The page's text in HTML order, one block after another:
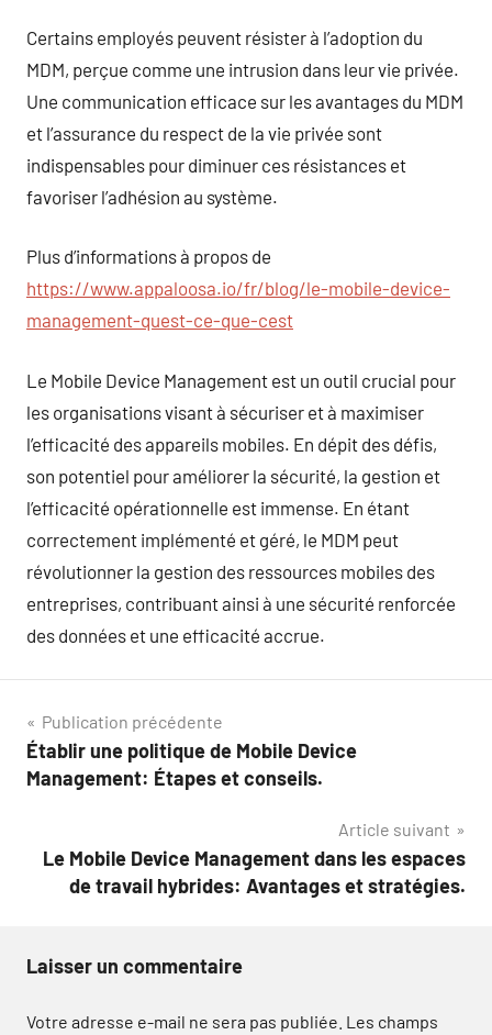
Certains employés peuvent résister à l’adoption du
MDM, perçue comme une intrusion dans leur vie privée.
Une communication efficace sur les avantages du MDM
et l’assurance du respect de la vie privée sont
indispensables pour diminuer ces résistances et
favoriser l’adhésion au système.
Plus d’informations à propos de
https://www.appaloosa.io/fr/blog/le-mobile-device-
management-quest-ce-que-cest
Le Mobile Device Management est un outil crucial pour
les organisations visant à sécuriser et à maximiser
l’efficacité des appareils mobiles. En dépit des défis,
son potentiel pour améliorer la sécurité, la gestion et
l’efficacité opérationnelle est immense. En étant
correctement implémenté et géré, le MDM peut
révolutionner la gestion des ressources mobiles des
entreprises, contribuant ainsi à une sécurité renforcée
des données et une efficacité accrue.
Navigation
de
Publication précédente
Établir une politique de Mobile Device
Management: Étapes et conseils.
Article suivant
Le Mobile Device Management dans les espaces
de travail hybrides: Avantages et stratégies.
Laisser un commentaire
Votre adresse e-mail ne sera pas publiée. Les champs